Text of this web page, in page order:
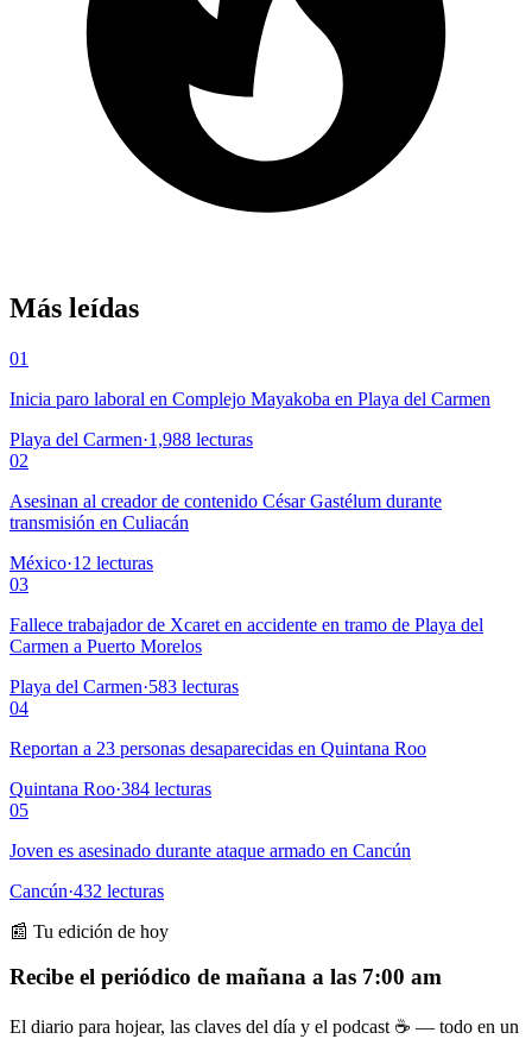
Más leídas
01
Inicia paro laboral en Complejo Mayakoba en Playa del Carmen
Playa del Carmen·1,988 lecturas
02
Asesinan al creador de contenido César Gastélum durante
transmisión en Culiacán
México·12 lecturas
03
Fallece trabajador de Xcaret en accidente en tramo de Playa del
Carmen a Puerto Morelos
Playa del Carmen·583 lecturas
04
Reportan a 23 personas desaparecidas en Quintana Roo
Quintana Roo·384 lecturas
05
Joven es asesinado durante ataque armado en Cancún
Cancún·432 lecturas
📰 Tu edición de hoy
Recibe el periódico de mañana a las 7:00 am
El diario para hojear, las claves del día y el podcast ☕ — todo en un